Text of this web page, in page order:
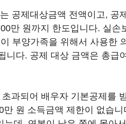
공제대상금액 전액이고, 공
만 원까지 한도입니다. 실손
부양가족을 위해서 사용한
니다. 공제 대상 금액은 총급
과되어 배우자 기본공제를
원 소득금액 제한이 없습니